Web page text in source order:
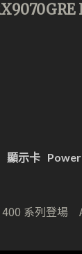
顯示卡
400 系列登場